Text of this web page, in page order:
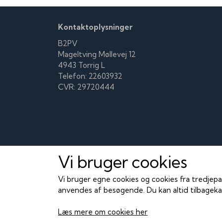
Kontaktoplysninger
B2PV
Mageltving Møllevej 12
4943 Torrig L
Telefon: 22603932
CVR: 29720444
Vi bruger cookies
Vi bruger egne cookies og cookies fra
anvendes af besøgende. Du kan altid
Læs mere om cookies her